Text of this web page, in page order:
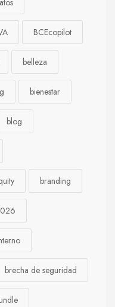
BCEcopilot
belleza
bienestar
blog
branding
brecha de seguridad